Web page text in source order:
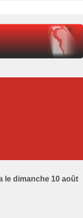
le dimanche 10 août